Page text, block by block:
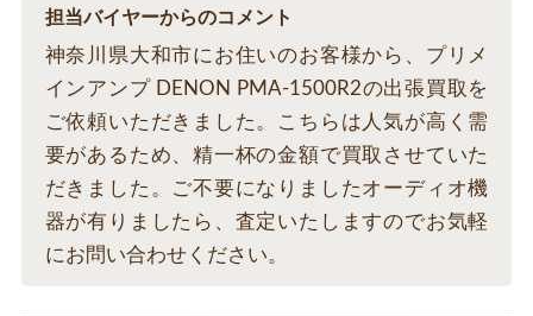
担当バイヤーからのコメント
神奈川県大和市にお住いのお客様から、プリメ
インアンプ DENON PMA-1500R2の出張買取を
ご依頼いただきました。こちらは人気が高く需
要があるため、精一杯の金額で買取させていた
だきました。ご不要になりましたオーディオ機
器が有りましたら、査定いたしますのでお気軽
にお問い合わせください。